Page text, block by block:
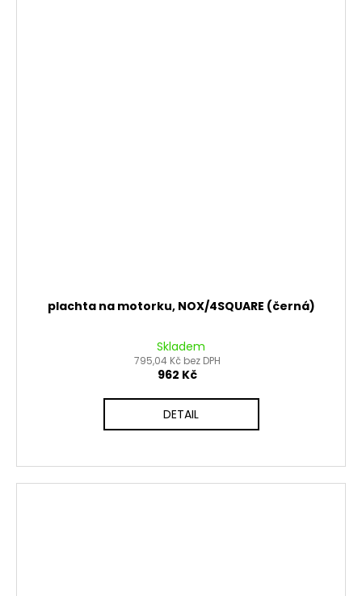
plachta na motorku, NOX/4SQUARE (černá)
Skladem
795,04 Kč bez DPH
962 Kč
DETAIL